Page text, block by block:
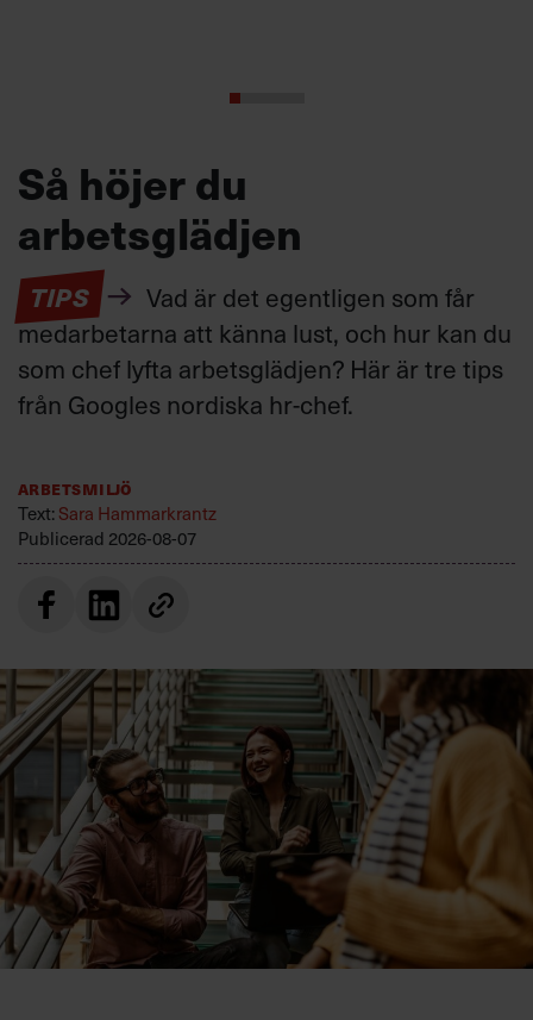
Så höjer du
arbetsglädjen
TIPS
Vad är det egentligen som får
medarbetarna att känna lust, och hur kan du
som chef lyfta arbetsglädjen? Här är tre tips
från Googles nordiska hr-chef.
Arbetsmiljö
Text:Sara Hammarkrantz
Publicerad 2026-08-07